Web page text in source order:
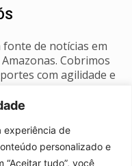
experiência de
personalizado e
“Aceitar tudo”, você
de notícias em
Cobrimos
com agilidade e